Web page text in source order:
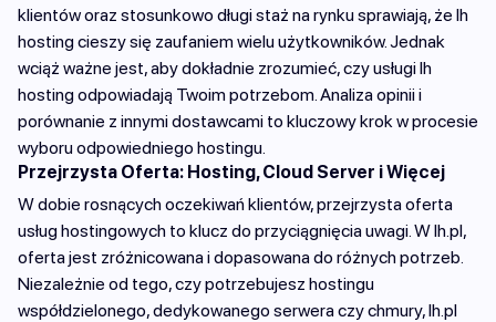
klientów oraz stosunkowo długi staż na rynku sprawiają, że lh
hosting cieszy się zaufaniem wielu użytkowników. Jednak
wciąż ważne jest, aby dokładnie zrozumieć, czy usługi lh
hosting odpowiadają Twoim potrzebom. Analiza opinii i
porównanie z innymi dostawcami to kluczowy krok w procesie
wyboru odpowiedniego hostingu.
Przejrzysta Oferta: Hosting, Cloud Server i Więcej
W dobie rosnących oczekiwań klientów, przejrzysta oferta
usług hostingowych to klucz do przyciągnięcia uwagi. W lh.pl,
oferta jest zróżnicowana i dopasowana do różnych potrzeb.
Niezależnie od tego, czy potrzebujesz hostingu
współdzielonego, dedykowanego serwera czy chmury, lh.pl